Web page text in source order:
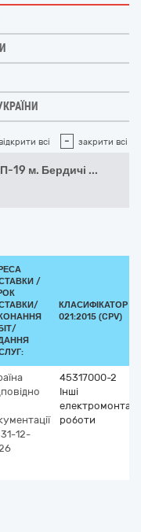
всі - закрити всі
19 м. Бердичі ...
/
КЛАСИФІКАТОР ДК
021:2015 (CPV)
12-
45317000-2
Інші
роботи